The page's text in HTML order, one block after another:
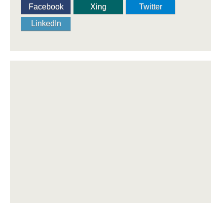
Facebook Xing
Twitter
LinkedIn